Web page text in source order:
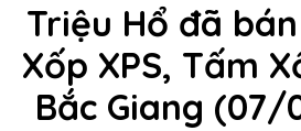
Triệu Hổ đã
Xốp XPS, Tấm
Bắc Giang